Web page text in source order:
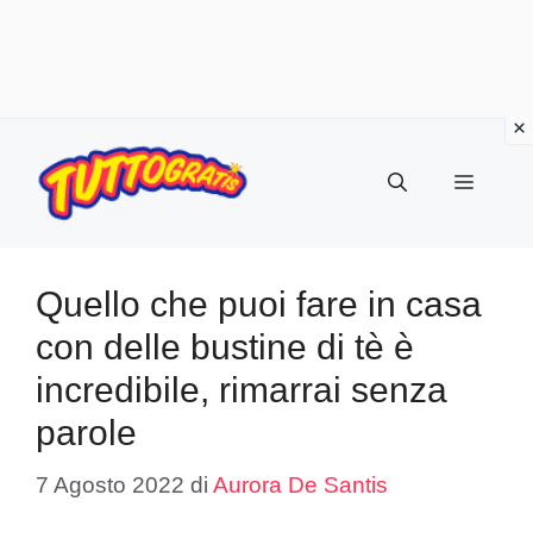
contenuto
Menu
Quello che puoi fare in casa
con delle bustine di tè è
incredibile, rimarrai senza
parole
7 Agosto 2022 di Aurora De Santis